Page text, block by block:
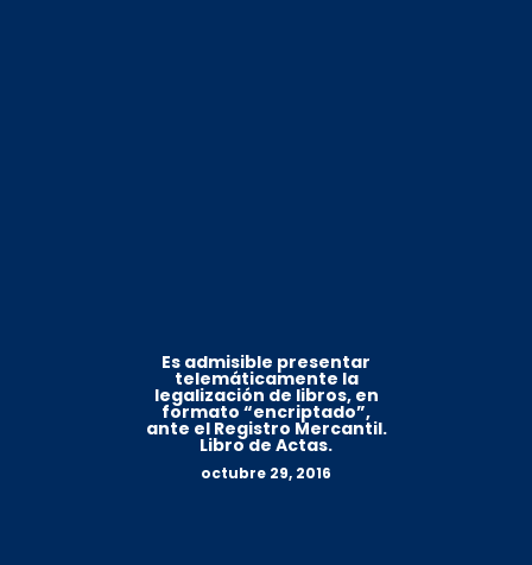
Es admisible presentar
telemáticamente la
legalización de libros, en
formato “encriptado”,
ante el Registro Mercantil.
Libro de Actas.
octubre 29, 2016